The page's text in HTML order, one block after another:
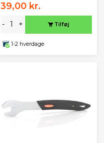
39,00 kr.
- + Tilføj
1-2 hverdage